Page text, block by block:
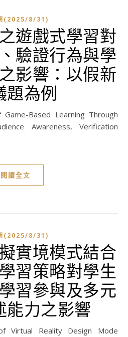
(2025/8/31)
遊戲式學習對
驗證行為與學
影響：以假新
題為例
Awareness, Verification
閱讀全文
(2025/8/31)
實境模式結合
習策略對學生
習參與及多元
能力之影響